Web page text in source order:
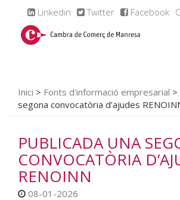
Linkedin Twitter Facebook
Inici > Fonts d'informació empresarial >
segona convocatòria d’ajudes
PUBLICADA UNA
CONVOCATÒRIA
RENOINN
08-01-2026